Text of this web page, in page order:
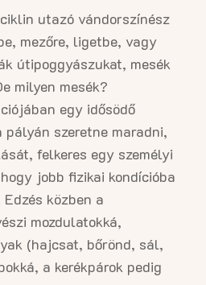
utazó vándorszínész
mezőre, ligetbe, vagy
útipoggyászukat, mesék
milyen mesék?
egy idősödő
pályán szeretne maradni,
felkeres egy személyi
jobb fizikai kondícióba
közben a
mozdulatokká,
(hajcsat, bőrönd, sál,
a kerékpárok pedig